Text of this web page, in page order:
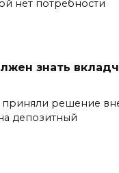
нет потребности
знать
приняли решение
депозитный